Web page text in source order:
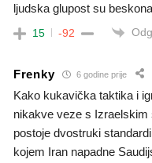
ljudska glupost su
15 -92
Frenky 6 godine prije
Kako kukavička taktika i
nikakve veze s Izraelskim
postoje dvostruki
kojem Iran napadne